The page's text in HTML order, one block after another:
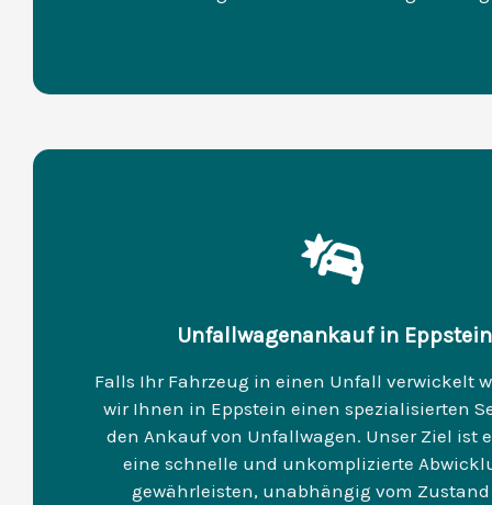
Unfallwagenankauf in Eppstein
Falls Ihr Fahrzeug in einen Unfall verwickelt
wir Ihnen in Eppstein einen spezialisierten
den Ankauf von Unfallwagen. Unser Ziel ist
eine schnelle und unkomplizierte
gewährleisten, unabhängig vom Zustand